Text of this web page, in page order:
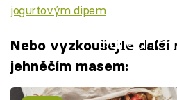
jogurtovým dipem
Failed to
Nebo vyzkoušejte další
jehněčím masem: